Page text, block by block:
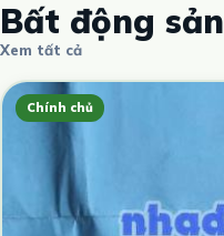
Bất động sản
Xem tất cả
Chính chủ